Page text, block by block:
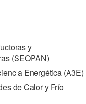
y
(SEOPAN)
Energética (A3E)
de Calor y Frío